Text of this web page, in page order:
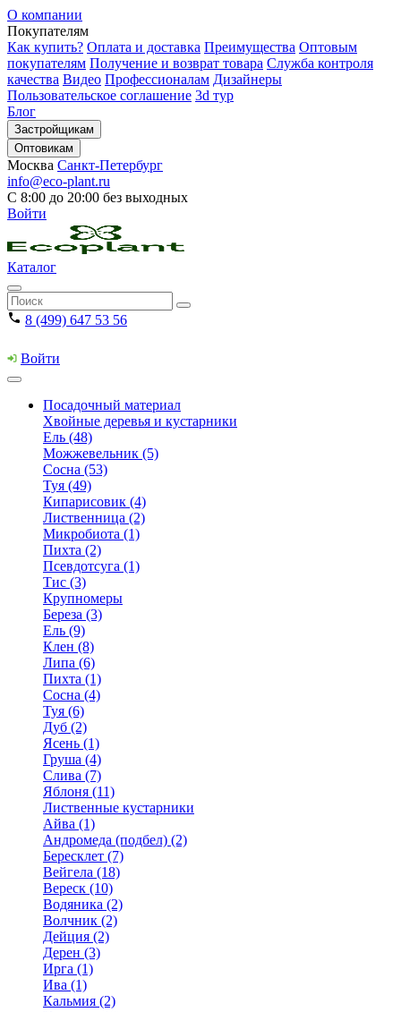
О компании
Покупателям
Как купить? Оплата и доставка Преимущества Оптовым
покупателям Получение и возврат товара Служба контроля
качества Видео Профессионалам Дизайнеры
Пользовательское соглашение 3d тур
Блог
Застройщикам
Оптовикам
Москва Санкт-Петербург
info@eco-plant.ru
С 8:00 до 20:00 без выходных
Войти
Каталог
8 (499) 647 53 56
Войти
Посадочный материал
Хвойные деревья и кустарники
Ель (48)
Можжевельник (5)
Сосна (53)
Туя (49)
Кипарисовик (4)
Лиственница (2)
Микробиота (1)
Пихта (2)
Псевдотсуга (1)
Тис (3)
Крупномеры
Береза (3)
Ель (9)
Клен (8)
Липа (6)
Пихта (1)
Сосна (4)
Туя (6)
Дуб (2)
Ясень (1)
Груша (4)
Слива (7)
Яблоня (11)
Лиственные кустарники
Айва (1)
Андромеда (подбел) (2)
Бересклет (7)
Вейгела (18)
Вереск (10)
Водяника (2)
Волчник (2)
Дейция (2)
Дерен (3)
Ирга (1)
Ива (1)
Кальмия (2)